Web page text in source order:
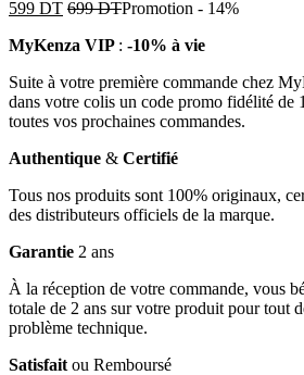
599 DT 699DTPromotion - 14%
MyKenza VIP : -10% à vie
Suite à votre première commande chez
dans votre colis un code promo fidélité de
toutes vos prochaines commandes.
Authentique & Certifié
Tous nos produits sont 100% originaux,
des distributeurs officiels de la marque.
Garantie 2 ans
À la réception de votre commande, vous
totale de 2 ans sur votre produit pour tout
problème technique.
Satisfait ou Remboursé